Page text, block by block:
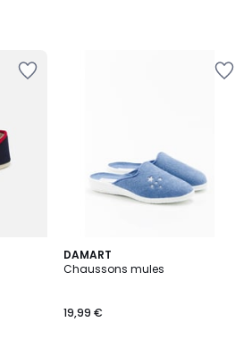
DAMART
Chaussons mules
19,99 €
3,5
/ 5
2
Couleurs